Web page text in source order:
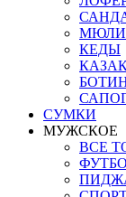
МЮЛИ
КЕДЫ
СУМКИ
МУЖСКОЕ
ВСЕ